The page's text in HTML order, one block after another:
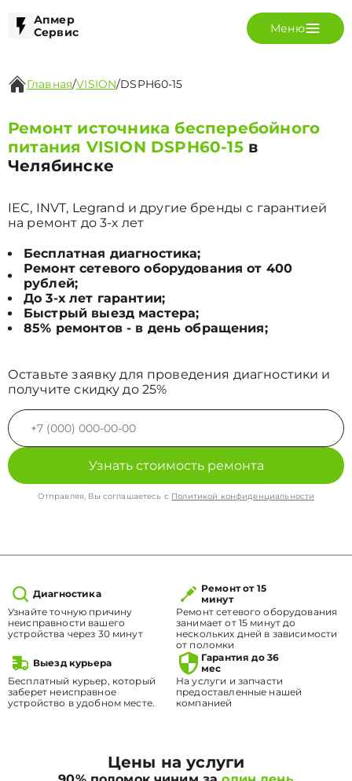
Апмер
Сервис
Меню
Главная/VISION/DSPH60-15
Ремонт источника бесперебойного
питания VISION DSPH60-15в
Челябинске
IEC, INVT, Legrand и другие бренды с гарантией
на ремонт до 3-х лет
Бесплатная диагностика;
Ремонт сетевого оборудования от 400
рублей;
До 3-х лет гарантии;
Быстрый выезд мастера;
85% ремонтов - в день обращения;
Оставьте заявку для проведения диагностики и
получите скидку до 25%
Узнать стоимость ремонта
Отправляя, Вы соглашаетесь с Политикой конфиденциальности
Диагностика
Узнайте точную причину
неисправности вашего
устройства через 30 минут
Ремонт от 15
минут
Ремонт сетевого оборудования
занимает от 15 минут до
нескольких дней в зависимости
от поломки
Выезд курьера
Бесплатный курьер, который
заберет неисправное
устройство в удобном месте.
Гарантия до 36
мес
На услуги и запчасти
предоставленные нашей
компанией
Цены на услуги